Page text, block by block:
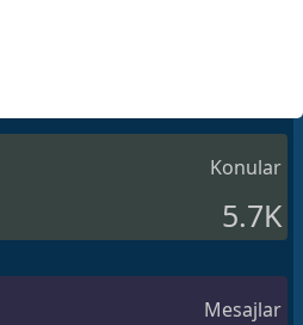
Konular
5.7K
Mesajlar